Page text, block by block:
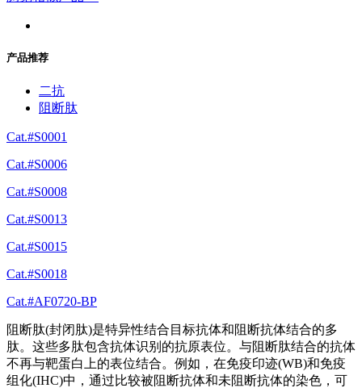
产品推荐
二抗
阻断肽
Cat.#S0001
Cat.#S0006
Cat.#S0008
Cat.#S0013
Cat.#S0015
Cat.#S0018
Cat.#AF0720-BP
阻断肽(封闭肽)是特异性结合目标抗体和阻断抗体结合的多
肽。这些多肽包含抗体识别的抗原表位。与阻断肽结合的抗体
不再与靶蛋白上的表位结合。例如，在免疫印迹(WB)和免疫
组化(IHC)中，通过比较被阻断抗体和未阻断抗体的染色，可